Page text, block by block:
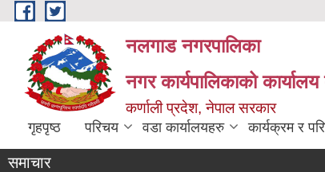
Skip to main content
नलगाड नगरपालिका
नगर कार्यपालिकाको
कर्णाली प्रदेश, नेपाल सरकार
गृहपृष्ठ परिचय वडा कार्यालयहरु कार्यक्रम र
समाचार